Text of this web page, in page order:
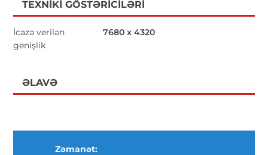
TEXNIKI GÖSTƏRICILƏRI
İcazə verilən
genişlik
7680 x 4320
ƏLAVƏ
Zəmanət: